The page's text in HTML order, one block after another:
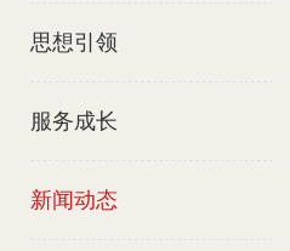
思想引领
服务成长
新闻动态